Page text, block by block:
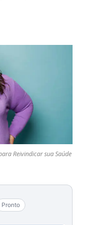
Reivindicar sua Saúde
Pronto